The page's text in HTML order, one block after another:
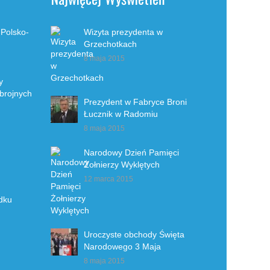
Wizyta prezydenta w
Grzechotkach
8 maja 2015
Prezydent w Fabryce Broni
Łucznik w Radomiu
8 maja 2015
Narodowy Dzień Pamięci
Żołnierzy Wyklętych
12 marca 2015
Uroczyste obchody Święta
Narodowego 3 Maja
8 maja 2015